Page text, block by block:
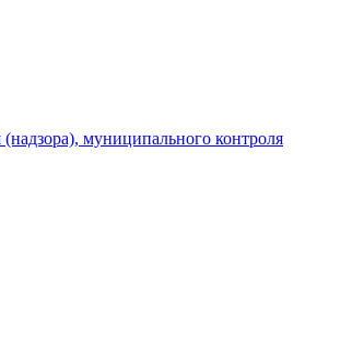
муниципального контроля